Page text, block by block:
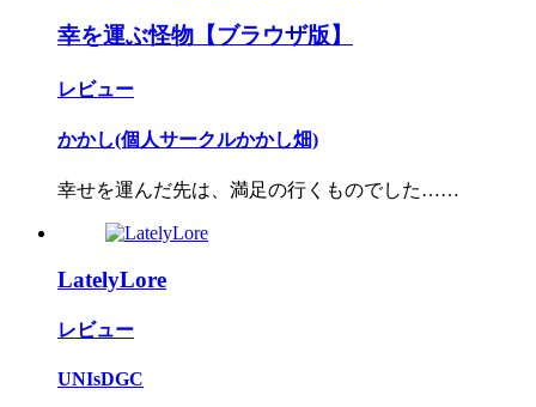
幸を運ぶ怪物【ブラウザ版】
レビュー
かかし(個人サークルかかし畑)
幸せを運んだ先は、満足の行くものでした……
LatelyLore
レビュー
UNIsDGC